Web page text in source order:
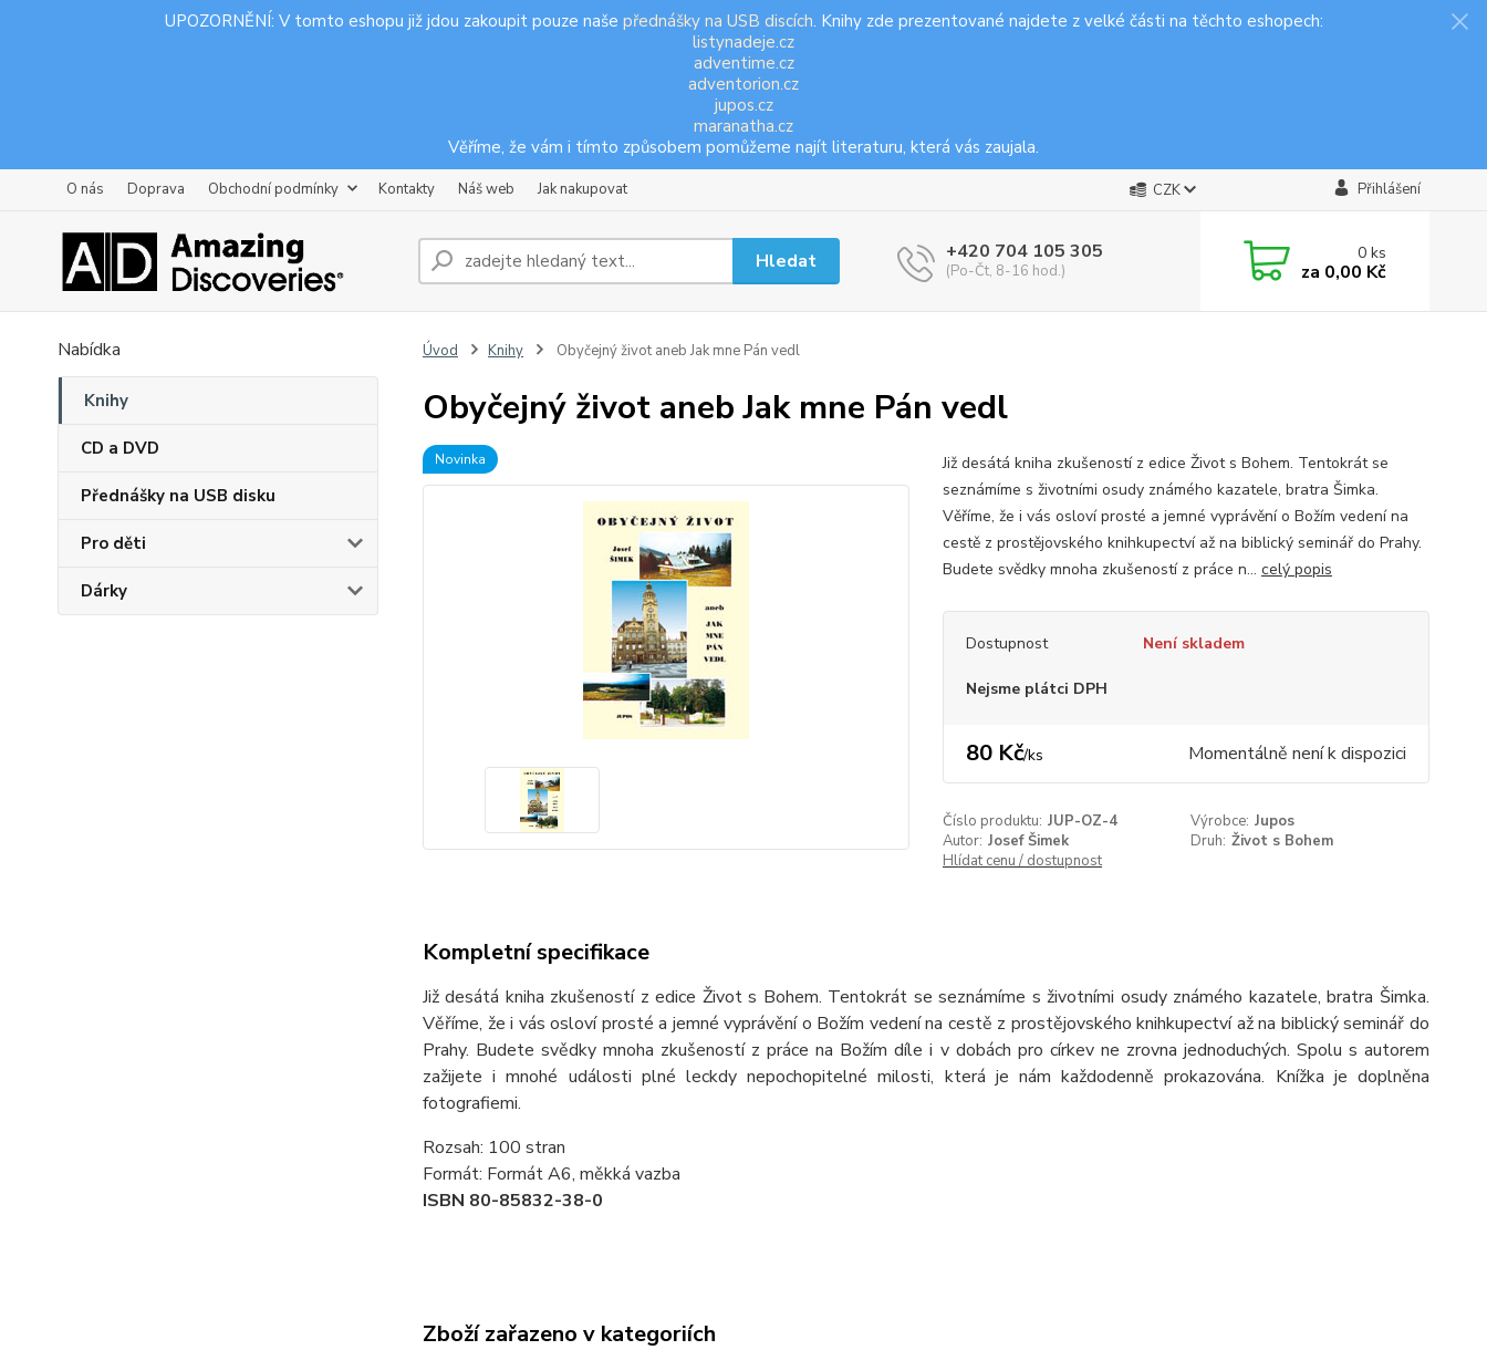
UPOZORNĚNÍ: V tomto eshopu již jdou zakoupit pouze naše přednášky na USB discích. Knihy zde prezentované najdete z velké části na těchto eshopech:
listynadeje.cz
adventime.cz
adventorion.cz
jupos.cz
maranatha.cz
Věříme, že vám i tímto způsobem pomůžeme najít literaturu, která vás zaujala.
O nás Doprava Obchodní podmínky Kontakty Náš web Jak nakupovat CZK Přihlášení
Hledat +420 704 105 305
(Po-Čt, 8-16 hod.)
0ks
za 0,00 Kč
Nabídka
Knihy
CD a DVD
Přednášky na USB disku
Pro děti
Dárky
Úvod Knihy Obyčejný život aneb Jak mne Pán vedl
Obyčejný život aneb Jak mne Pán vedl
Novinka
Již desátá kniha zkušeností z edice Život s Bohem. Tentokrát se
seznámíme s životními osudy známého kazatele, bratra Šimka.
Věříme, že i vás osloví prosté a jemné vyprávění o Božím vedení na
cestě z prostějovského knihkupectví až na biblický seminář do Prahy.
Budete svědky mnoha zkušeností z práce n... celý popis
Dostupnost Není skladem
Nejsme plátci DPH
80 Kč/ks Momentálně není k dispozici
Číslo produktu: JUP-OZ-4 Výrobce: Jupos
Autor: Josef Šimek Druh: Život s Bohem
Hlídat cenu / dostupnost
Kompletní specifikace
Již desátá kniha zkušeností z edice Život s Bohem. Tentokrát se seznámíme s životními osudy známého kazatele, bratra Šimka.
Věříme, že i vás osloví prosté a jemné vyprávění o Božím vedení na cestě z prostějovského knihkupectví až na biblický seminář do
Prahy. Budete svědky mnoha zkušeností z práce na Božím díle i v dobách pro církev ne zrovna jednoduchých. Spolu s autorem
zažijete i mnohé události plné leckdy nepochopitelné milosti, která je nám každodenně prokazována. Knížka je doplněna
fotografiemi.
Rozsah: 100 stran
Formát: Formát A6, měkká vazba
ISBN 80-85832-38-0
Zboží zařazeno v kategoriích